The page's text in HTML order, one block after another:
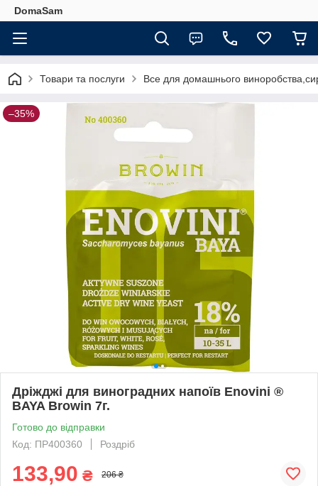
DomaSam
Товари та послуги Все для домашнього
–35%
Дріжджі для виноградних напоїв Enovini ®
BAYA Browin 7г.
Готово до відправки
Код: ПР400360
Роздріб
133,90 ₴ 206 ₴